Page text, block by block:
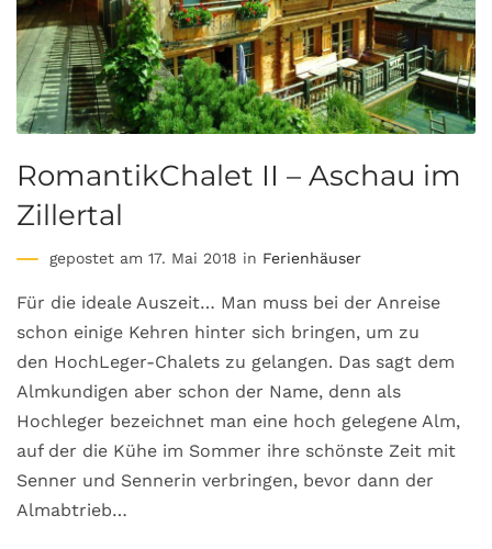
RomantikChalet II – Aschau im
Zillertal
gepostet am 17. Mai 2018 in Ferienhäuser
Für die ideale Auszeit… Man muss bei der Anreise
schon einige Kehren hinter sich bringen, um zu
den HochLeger-Chalets zu gelangen. Das sagt dem
Almkundigen aber schon der Name, denn als
Hochleger bezeichnet man eine hoch gelegene Alm,
auf der die Kühe im Sommer ihre schönste Zeit mit
Senner und Sennerin verbringen, bevor dann der
Almabtrieb…